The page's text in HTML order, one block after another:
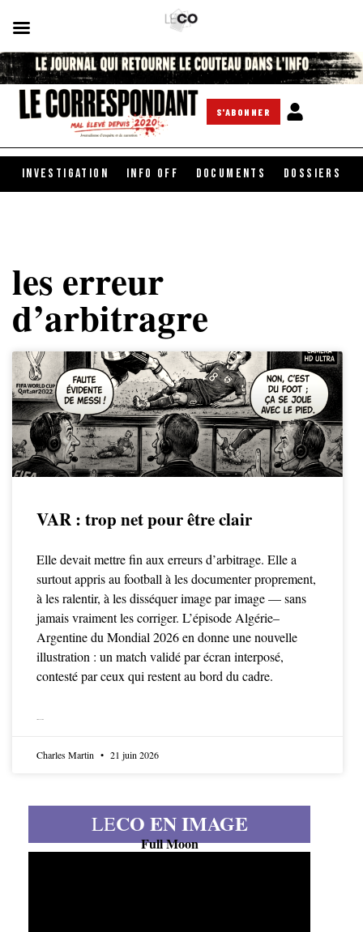
S'ABONNER
INVESTIGATION INFO OFF DOCUMENTS DOSSIERS
les erreur
d’arbitragre
VAR : trop net pour être clair
Elle devait mettre fin aux erreurs d’arbitrage. Elle a
surtout appris au football à les documenter proprement,
à les ralentir, à les disséquer image par image — sans
jamais vraiment les corriger. L’épisode Algérie–
Argentine du Mondial 2026 en donne une nouvelle
illustration : un match validé par écran interposé,
contesté par ceux qui restent au bord du cadre.
Charles Martin 21 juin 2026
LECO EN IMAGE
Full Moon